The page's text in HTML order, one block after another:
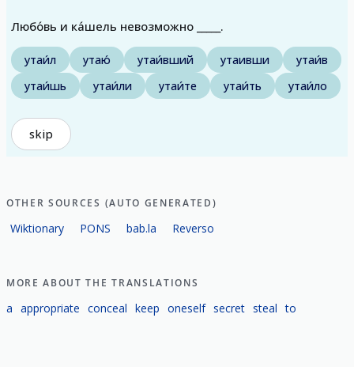
Любо́вь и ка́шель невозможно _____.
утаи́л утаю́ утаи́вший утаивши
утаи́в
утаи́шь
утаи́ли утаи́те утаи́ть утаи́ло
skip
OTHER SOURCES (AUTO GENERATED)
Wiktionary PONS bab.la Reverso
MORE ABOUT THE TRANSLATIONS
a appropriate conceal keep oneself secret steal to